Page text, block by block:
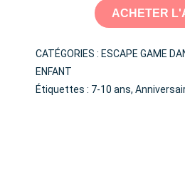
ACHETER
CATÉGORIES : ESCAPE GAME
ENFANT
Étiquettes : 7-10 ans,